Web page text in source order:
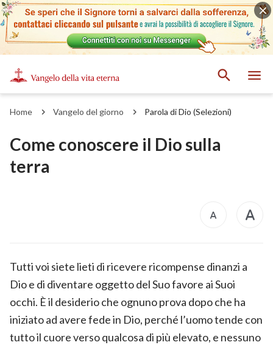
Home Vangelo del giorno Parola di Dio (Selezioni)
Come conoscere il Dio sulla
terra
Tutti voi siete lieti di ricevere ricompense dinanzi a
Dio e di diventare oggetto del Suo favore ai Suoi
occhi. È il desiderio che ognuno prova dopo che ha
iniziato ad avere fede in Dio, perché l’uomo tende con
tutto il cuore verso qualcosa di più elevato, e nessuno